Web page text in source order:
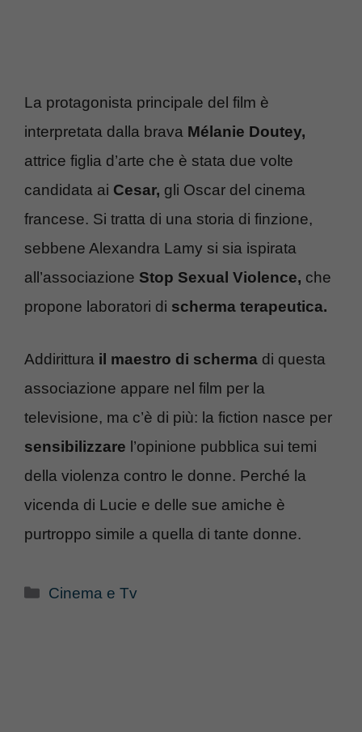
La protagonista principale del film è
interpretata dalla brava Mélanie Doutey,
attrice figlia d’arte che è stata due volte
candidata ai Cesar, gli Oscar del cinema
francese. Si tratta di una storia di finzione,
sebbene Alexandra Lamy si sia ispirata
all’associazione Stop Sexual Violence, che
propone laboratori di scherma terapeutica.
Addirittura il maestro di scherma di questa
associazione appare nel film per la
televisione, ma c’è di più: la fiction nasce per
sensibilizzare l’opinione pubblica sui temi
della violenza contro le donne. Perché la
vicenda di Lucie e delle sue amiche è
purtroppo simile a quella di tante donne.
Categorie
Cinema e Tv